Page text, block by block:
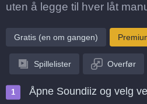
uten å legge til hver låt
Gratis (en om gangen)
Spillelister Overfør
Åpne Soundiiz og velg